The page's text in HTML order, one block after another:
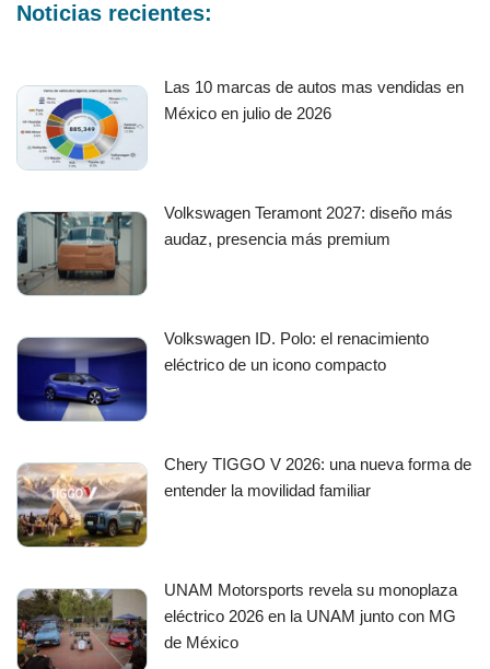
Noticias recientes:
Las 10 marcas de autos mas vendidas en
México en julio de 2026
Volkswagen Teramont 2027: diseño más
audaz, presencia más premium
Volkswagen ID. Polo: el renacimiento
eléctrico de un icono compacto
Chery TIGGO V 2026: una nueva forma de
entender la movilidad familiar
UNAM Motorsports revela su monoplaza
eléctrico 2026 en la UNAM junto con MG
de México